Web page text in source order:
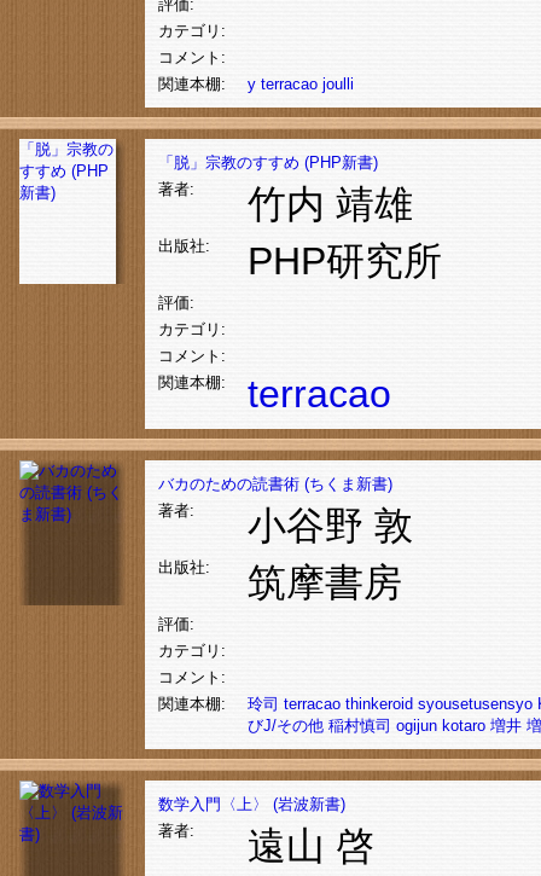
評価:
カテゴリ:
コメント:
関連本棚:
y terracao joulli
「脱」宗教の
すすめ (PHP
新書)
「脱」宗教のすすめ (PHP新書)
著者:
竹内 靖雄
出版社: PHP研究所
評価:
カテゴリ:
コメント:
関連本棚:
terracao
バカのための読書術 (ちくま新書)
著者:
小谷野 敦
出版社: 筑摩書房
評価:
カテゴリ:
コメント:
関連本棚:
玲司 terracao thinkeroid syousetusensyo
びJ/その他 稲村慎司 ogijun kotaro 増井
数学入門〈上〉 (岩波新書)
著者:
遠山 啓